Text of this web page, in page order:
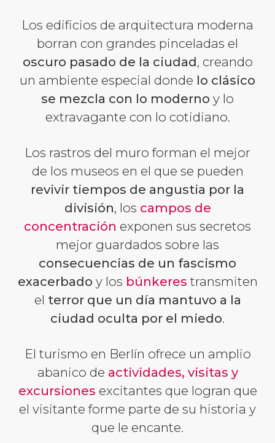
Los edificios de arquitectura moderna
borran con grandes pinceladas el
oscuro pasado de la ciudad, creando
un ambiente especial donde lo clásico
se mezcla con lo moderno y lo
extravagante con lo cotidiano.
Los rastros del muro forman el mejor
de los museos en el que se pueden
revivir tiempos de angustia por la
división, los campos de
concentración exponen sus secretos
mejor guardados sobre las
consecuencias de un fascismo
exacerbado y los búnkeres transmiten
el terror que un día mantuvo a la
ciudad oculta por el miedo.
El turismo en Berlín ofrece un amplio
abanico de actividades, visitas y
excursiones excitantes que logran que
el visitante forme parte de su historia y
que le encante.